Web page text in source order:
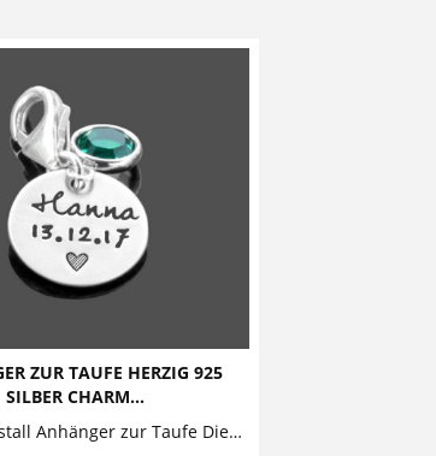
ZUR TAUFE HERZIG 925
SILBER CHARM...
HERZIG Kristall Anhänger zur Taufe Dieser bezaubernde Namensanhänger zur Taufe aus 925 Sterling Silber kann mit einem Namen und einem Datum personalisiert werden und ist zusammen mit...